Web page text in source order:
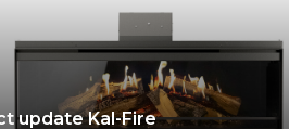
update Kal-Fire